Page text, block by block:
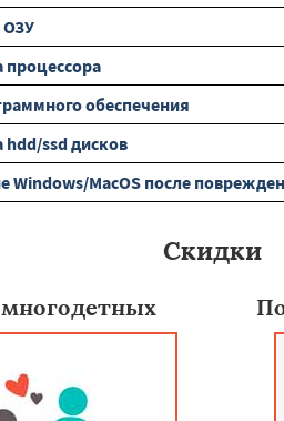
ОЗУ
процессора
обеспечения
ssd дисков
Windows/MacOS после
Скидки